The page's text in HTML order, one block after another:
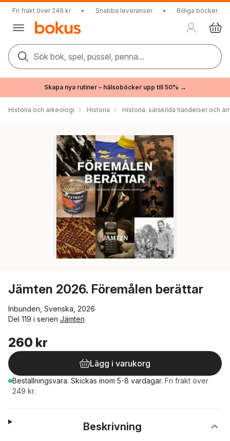
Fri frakt över 249 kr • Snabba leveranser • Billiga böcker
Sök bok, spel, pussel, penna...
Skapa nya rutiner – hälsoböcker upp till 50% →
Historia och arkeologi Historia Historia: särskilda händelser och
Jämten 2026. Föremålen berättar
Inbunden, Svenska, 2026
Del 119 i serien Jämten
260 kr
Lägg i varukorg
Beställningsvara. Skickas inom 5-8 vardagar. Fri frakt över
249 kr.
Beskrivning